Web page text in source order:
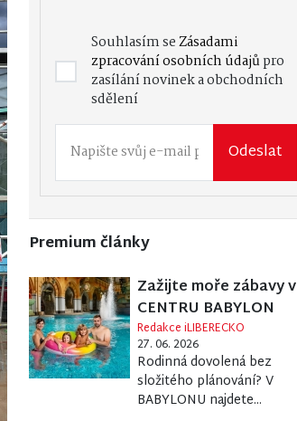
Souhlasím seZásadami
zpracování osobních údajůpro
zasílání novinek a obchodních
sdělení
Odeslat
Premium články
Zažijte moře zábavy v
CENTRU BABYLON
Redakce iLIBERECKO
27. 06. 2026
Rodinná dovolená bez
složitého plánování? V
BABYLONU najdete...